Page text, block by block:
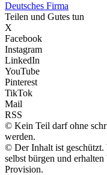
Deutsches Firma
Teilen und Gutes tun
X
Facebook
Instagram
LinkedIn
YouTube
Pinterest
TikTok
Mail
RSS
© Kein Teil darf ohne
werden.
© Der Inhalt ist
selbst bürgen und
Provision.